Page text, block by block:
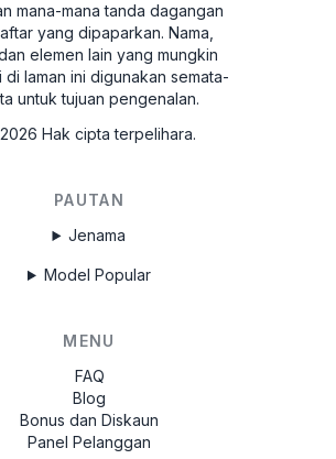
mana-mana tanda dagangan
yang dipaparkan. Nama,
elemen lain yang mungkin
di laman ini digunakan semata-
untuk tujuan pengenalan.
2026 Hak cipta terpelihara.
PAUTAN
Jenama
Model Popular
MENU
FAQ
Blog
Bonus dan Diskaun
Panel Pelanggan